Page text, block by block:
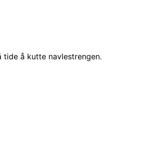
å kutte navlestrengen.